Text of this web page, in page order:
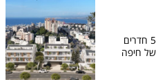
שיכון ובינוי ממשיכה בגבעת זמר: דירות 5 חדרים